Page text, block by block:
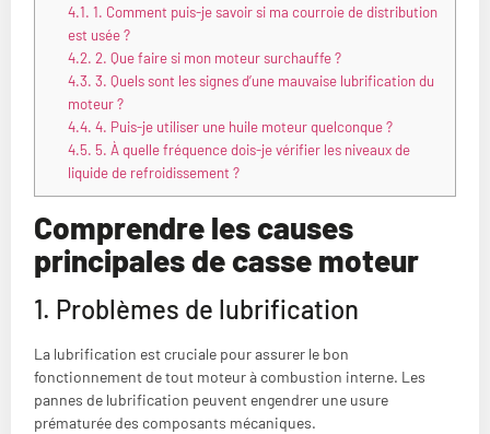
4.1. 1. Comment puis-je savoir si ma courroie de distribution
est usée ?
4.2. 2. Que faire si mon moteur surchauffe ?
4.3. 3. Quels sont les signes d’une mauvaise lubrification du
moteur ?
4.4. 4. Puis-je utiliser une huile moteur quelconque ?
4.5. 5. À quelle fréquence dois-je vérifier les niveaux de
liquide de refroidissement ?
Comprendre les causes
principales de casse moteur
1. Problèmes de lubrification
La lubrification est cruciale pour assurer le bon
fonctionnement de tout moteur à combustion interne. Les
pannes de lubrification peuvent engendrer une usure
prématurée des composants mécaniques.